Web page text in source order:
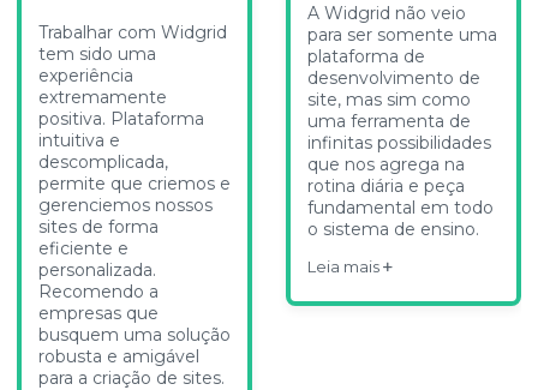
Trabalhar com Widgrid
tem sido uma
experiência
extremamente
positiva. Plataforma
intuitiva e
descomplicada,
permite que criemos e
gerenciemos nossos
sites de forma
eficiente e
personalizada.
Recomendo a
empresas que
busquem uma solução
robusta e amigável
para a criação de sites.
A Widgrid não veio
para ser somente uma
plataforma de
desenvolvimento de
site, mas sim como
uma ferramenta de
infinitas possibilidades
que nos agrega na
rotina diária e peça
fundamental em todo
o sistema de ensino.
Leia mais